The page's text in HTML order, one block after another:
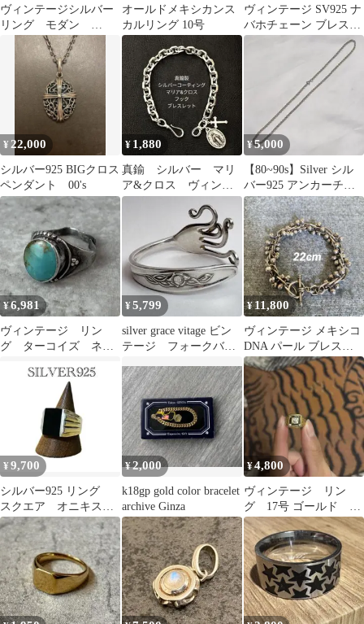
ヴィンテージシルバー
リング モダン
SILVER刻印 ウェー
ブ モダニスト
オールドメキシカンス
カルリング 10号
ヴィンテージ SV925 ナ
バホチェーン ブレスレ
ット 19cm 燻銀
¥22,000
シルバー925 BIGクロス
ペンダント 00's
¥ 1,880
真鍮 シルバー マリ
ア&クロス ヴィンテ
ージ ブラス オリジ
ナル ブレスレット
¥ 5,000
【80~90s】Silver シル
バー925 アンカーチェ
ーンネックレス
¥6,981
ヴィンテージ リン
グ ターコイズ ネイ
バー925 13号
¥5,799
silver grace vitage ビン
テージ フォークバン
¥11,800
ヴィンテージ メキシコ
DNA パール ブレスレ
ット 22cm
¥ 9,700
シルバー925 リング
スクエア オニキス
ヴィンテージ ユニセ
ックス
¥2,000
k18gp gold color bracelet
archive Ginza
¥4,800
ヴィンテージ リン
グ 17号 ゴールド CZ
シグネット チャンピオ
ン